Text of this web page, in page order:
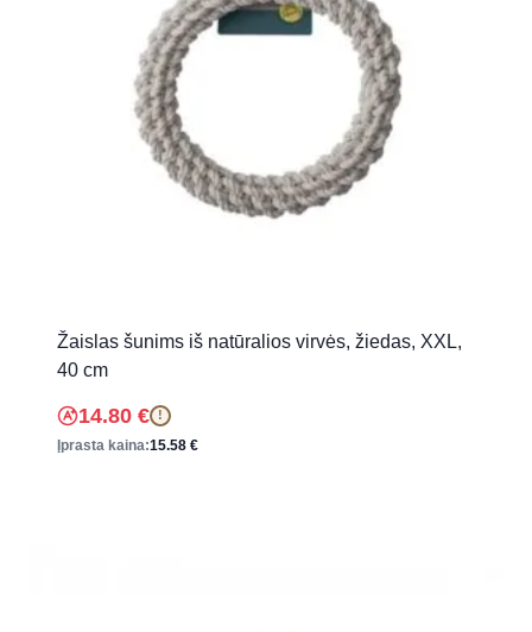
Žaislas šunims iš natūralios virvės, žiedas, XXL,
40 cm
14.80 € !
Įprasta kaina:15.58 €